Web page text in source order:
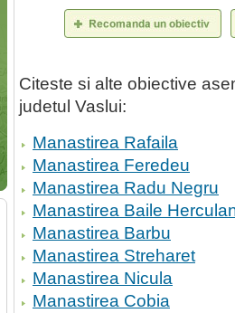
Citeste si alte obiective
judetul Vaslui:
Manastirea Rafaila
Manastirea Feredeu
Manastirea Radu Negru
Manastirea Baile
Manastirea Barbu
Manastirea Streharet
Manastirea Nicula
Manastirea Cobia